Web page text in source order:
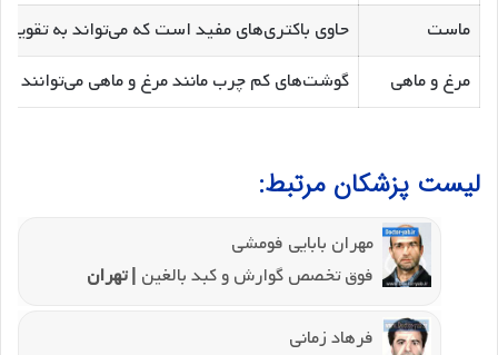
ماست
حاوی باکتری‌های مفید است که می‌تواند به
مرغ و ماهی
گوشت‌های کم چرب مانند مرغ و ماهی می‌توانند
لیست پزشکان مرتبط:
مهران بابایی فومشی
فوق تخصص گوارش و کبد بالغین | تهران
فرهاد زمانی